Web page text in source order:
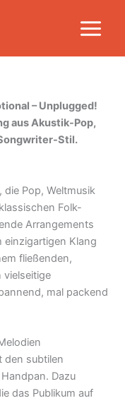
– Unplugged!
aus Akustik-Pop,
Stil.
die Pop, Weltmusik
Folk-
Arrangements
einzigartigen Klang
fließenden,
vielseitige
mal packend
den subtilen
Dazu
das Publikum auf